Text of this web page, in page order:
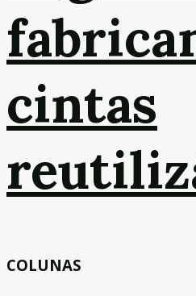
cintas
COLUNAS